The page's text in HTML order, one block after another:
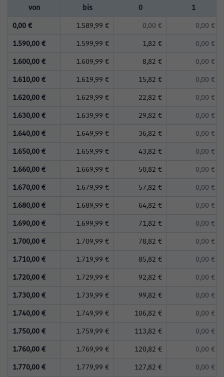
von bis 0 1
0,00 € 1.589,99 € 0,00 € 0,00 €
1.590,00 € 1.599,99 € 1,82 € 0,00 €
1.600,00 € 1.609,99 € 8,82 € 0,00 €
1.610,00 € 1.619,99 € 15,82 € 0,00 €
1.620,00 € 1.629,99 € 22,82 € 0,00 €
1.630,00 € 1.639,99 € 29,82 € 0,00 €
1.640,00 € 1.649,99 € 36,82 € 0,00 €
1.650,00 € 1.659,99 € 43,82 € 0,00 €
1.660,00 € 1.669,99 € 50,82 € 0,00 €
1.670,00 € 1.679,99 € 57,82 € 0,00 €
1.680,00 € 1.689,99 € 64,82 € 0,00 €
1.690,00 € 1.699,99 € 71,82 € 0,00 €
1.700,00 € 1.709,99 € 78,82 € 0,00 €
1.710,00 € 1.719,99 € 85,82 € 0,00 €
1.720,00 € 1.729,99 € 92,82 € 0,00 €
1.730,00 € 1.739,99 € 99,82 € 0,00 €
1.740,00 € 1.749,99 € 106,82 € 0,00 €
1.750,00 € 1.759,99 € 113,82 € 0,00 €
1.760,00 € 1.769,99 € 120,82 € 0,00 €
1.770,00 € 1.779,99 € 127,82 € 0,00 €